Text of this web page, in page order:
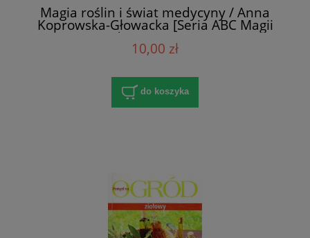
Magia roślin i świat medycyny / Anna
Koprowska-Głowacka [Seria ABC Magii
Ludowej Pomorza]
10,00 zł
do koszyka